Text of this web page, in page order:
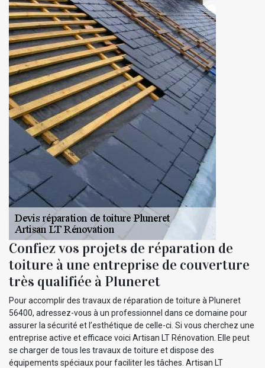
Confiez vos projets de réparation de
toiture à une entreprise de couverture
très qualifiée à Pluneret
Pour accomplir des travaux de réparation de toiture à Pluneret
56400, adressez-vous à un professionnel dans ce domaine pour
assurer la sécurité et l’esthétique de celle-ci. Si vous cherchez une
entreprise active et efficace voici Artisan LT Rénovation. Elle peut
se charger de tous les travaux de toiture et dispose des
équipements spéciaux pour faciliter les tâches. Artisan LT